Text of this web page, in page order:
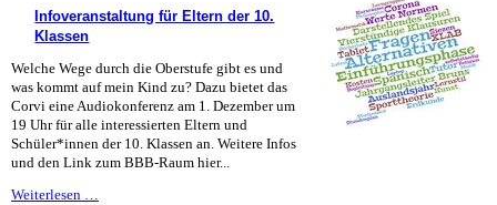
Infoveranstaltung für Eltern der 10.
Klassen
Welche Wege durch die Oberstufe gibt es und
was kommt auf mein Kind zu? Dazu bietet das
Corvi eine Audiokonferenz am 1. Dezember um
19 Uhr für alle interessierten Eltern und
Schüler*innen der 10. Klassen an. Weitere Infos
und den Link zum BBB-Raum hier...
Weiterlesen …